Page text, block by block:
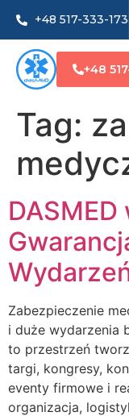
+48 517-333-173
+48
Tag:
DASMED
Zabezpieczenie
i duże wydarzenia
to przestrzeń
targi, kongresy,
eventy firmowe i
organizacja,